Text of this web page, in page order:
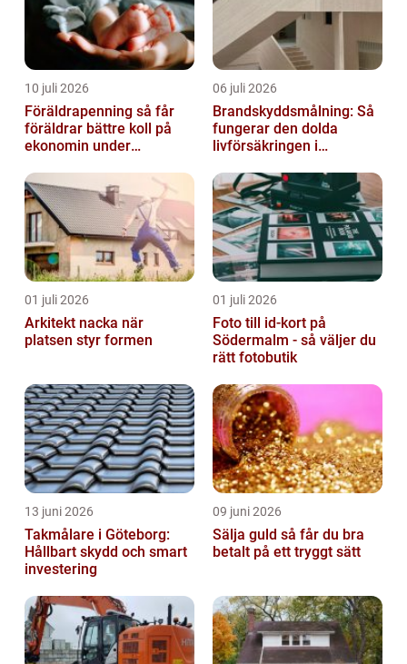
10 juli 2026
Föräldrapenning så får
föräldrar bättre koll på
ekonomin under
06 juli 2026
Brandskyddsmålning: Så
fungerar den dolda
livförsäkringen i
01 juli 2026
Arkitekt nacka när
platsen styr formen
01 juli 2026
Foto till id-kort på
Södermalm - så väljer du
rätt fotobutik
13 juni 2026
Takmålare i Göteborg:
Hållbart skydd och smart
investering
09 juni 2026
Sälja guld så får du bra
betalt på ett tryggt sätt